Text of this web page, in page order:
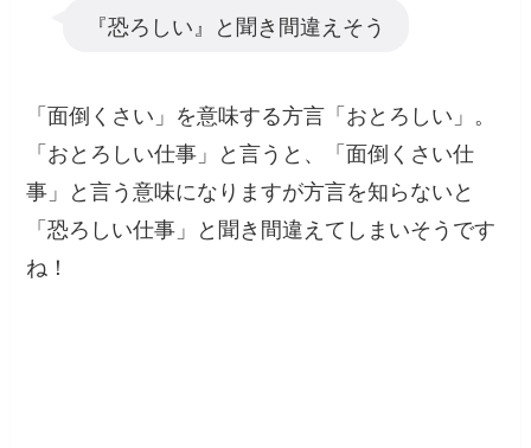
『恐ろしい』と聞き間違えそう
「面倒くさい」を意味する方言「おとろしい」。
「おとろしい仕事」と言うと、「面倒くさい仕
事」と言う意味になりますが方言を知らないと
「恐ろしい仕事」と聞き間違えてしまいそうです
ね！